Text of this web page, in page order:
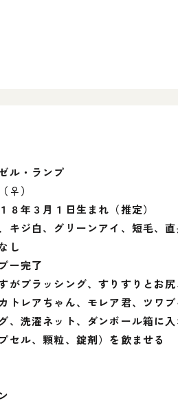
・ランプ
）
３月１日生まれ（推定）
白、グリーンアイ、短毛、直
し
ー完了
がブラッシング、すりすりとお
トレアちゃん、モレア君、ツワブ
、洗濯ネット、ダンボール箱に入
セル、顆粒、錠剤）を飲ませる